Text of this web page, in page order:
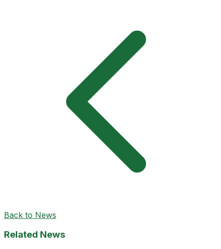
Back to News
Related News